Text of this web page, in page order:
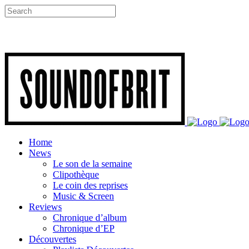
Home
News
Le son de la semaine
Clipothèque
Le coin des reprises
Music & Screen
Reviews
Chronique d’album
Chronique d’EP
Découvertes